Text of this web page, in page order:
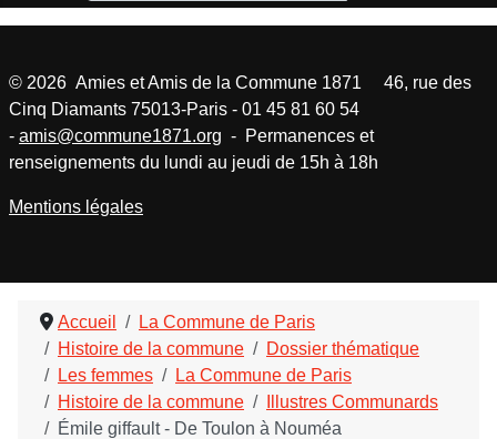
Accueil
La Commune de Paris
Histoire de la commune
Dossier thématique
Les femmes
La Commune de Paris
Histoire de la commune
Illustres Communards
Émile giffault - De Toulon à Nouméa
© 2026 Amies et Amis de la Commune 1871 46, rue des
Cinq Diamants 75013-Paris - 01 45 81 60 54
- amis@commune1871.org - Permanences et
renseignements du lundi au jeudi de 15h à 18h
Mentions légales